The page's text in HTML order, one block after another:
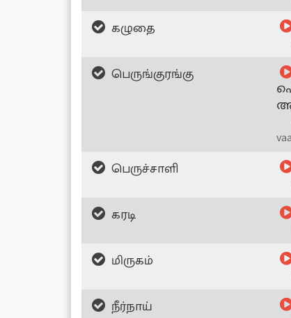
கழுதை
பெருங்குரங்கு
பெருச்சாளி
கரடி
மிருகம்
நீர்நாய்